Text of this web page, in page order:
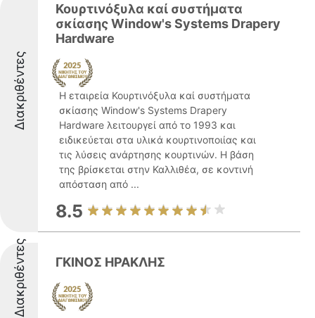
Διακριθέντες
Κουρτινόξυλα καί συστήματα
σκίασης Window's Systems Drapery
Hardware
Η εταιρεία Κουρτινόξυλα καί συστήματα
σκίασης Window's Systems Drapery
Hardware λειτουργεί από το 1993 και
ειδικεύεται στα υλικά κουρτινοποιίας και
τις λύσεις ανάρτησης κουρτινών. Η βάση
της βρίσκεται στην Καλλιθέα, σε κοντινή
απόσταση από ...
8.5
Διακριθέντες ΓΚΙΝΟΣ ΗΡΑΚΛΗΣ